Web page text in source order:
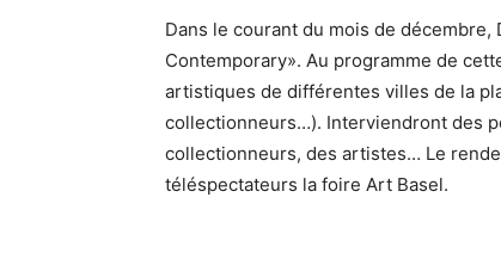
Dans le courant du mois de
Contemporary». Au programme de
artistiques de différentes villes de la
collectionneurs…). Interviendront des
collectionneurs, des artistes… Le
téléspectateurs la foire Art Basel.